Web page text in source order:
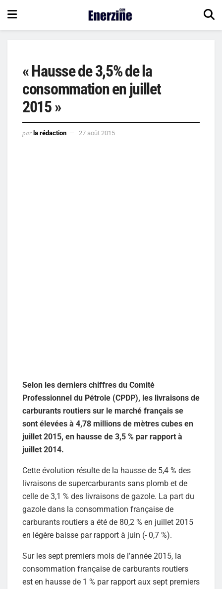
« Hausse de 3,5% de la
consommation en juillet
2015 »
par la rédaction 27 août 2015
Selon les derniers chiffres du Comité
Professionnel du Pétrole (CPDP), les livraisons de
carburants routiers sur le marché français se
sont élevées à 4,78 millions de mètres cubes en
juillet 2015, en hausse de 3,5 % par rapport à
juillet 2014.
Cette évolution résulte de la hausse de 5,4 % des
livraisons de supercarburants sans plomb et de
celle de 3,1 % des livraisons de gazole. La part du
gazole dans la consommation française de
carburants routiers a été de 80,2 % en juillet 2015
en légère baisse par rapport à juin (- 0,7 %).
Sur les sept premiers mois de l’année 2015, la
consommation française de carburants routiers
est en hausse de 1 % par rapport aux sept premiers